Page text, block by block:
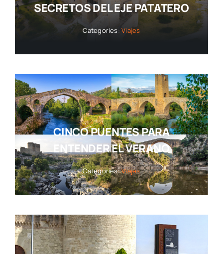
SECRETOS DEL EJE PATATERO
Categories:Viajes
CINCO PUENTES PARA
ENTENDER EL VERANO
Categories:Viajes